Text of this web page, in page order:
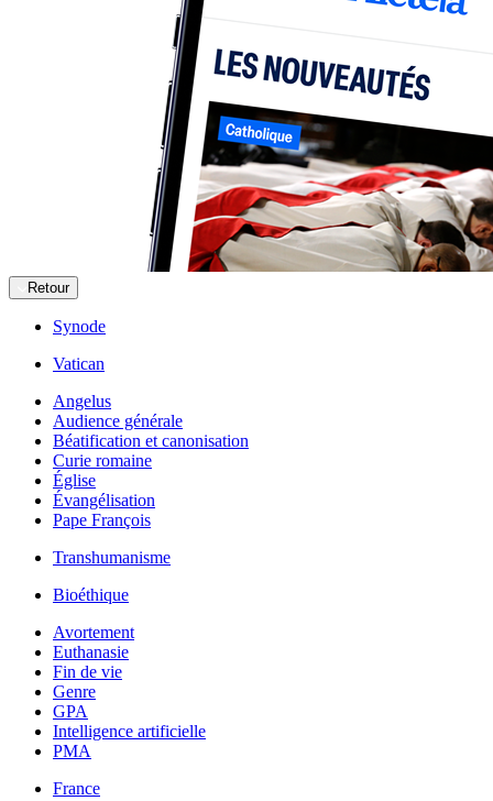
Retour
Synode
Vatican
Angelus
Audience générale
Béatification et canonisation
Curie romaine
Église
Évangélisation
Pape François
Transhumanisme
Bioéthique
Avortement
Euthanasie
Fin de vie
Genre
GPA
Intelligence artificielle
PMA
France